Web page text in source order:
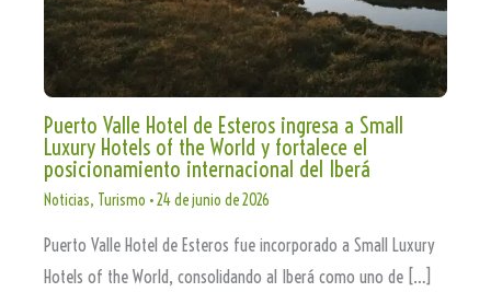
Puerto Valle Hotel de Esteros ingresa a Small
Luxury Hotels of the World y fortalece el
posicionamiento internacional del Iberá
Noticias, Turismo •24 de junio de 2026
Puerto Valle Hotel de Esteros fue incorporado a Small Luxury
Hotels of the World, consolidando al Iberá como uno de […]